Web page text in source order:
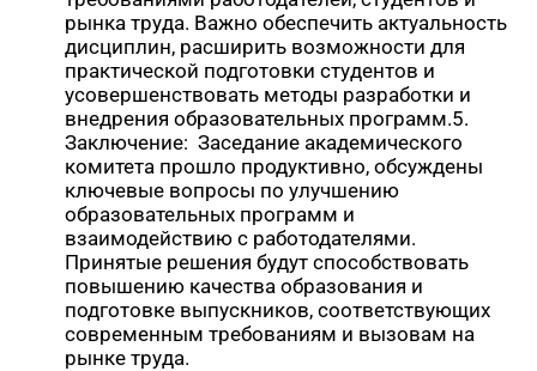
рынка труда. Важно обеспечить актуальность
дисциплин, расширить возможности для
практической подготовки студентов и
усовершенствовать методы разработки и
внедрения образовательных программ.5.
Заключение: Заседание академического
комитета прошло продуктивно, обсуждены
ключевые вопросы по улучшению
образовательных программ и
взаимодействию с работодателями.
Принятые решения будут способствовать
повышению качества образования и
подготовке выпускников, соответствующих
современным требованиям и вызовам на
рынке труда.